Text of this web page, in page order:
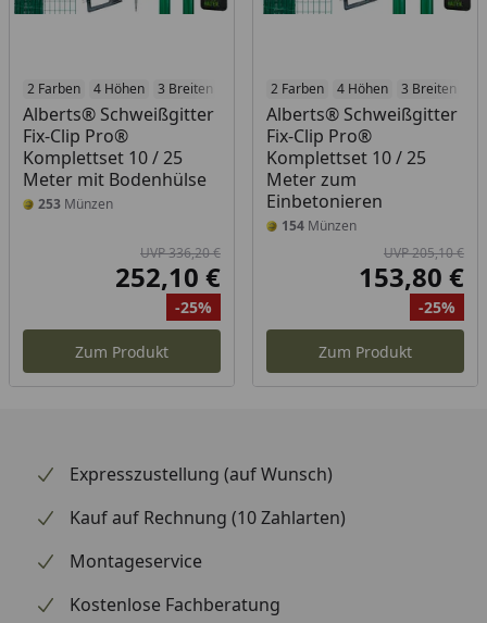
2 Farben 4 Höhen 3 Breiten
Alberts® Schweißgitter
Fix-Clip Pro®
Komplettset 10 / 25
Meter mit Bodenhülse
253 Münzen
Ursprünglicher Preis
UVP 336,20 €
Aktueller Preis
252,10 €
Rabatt
-25%
Zum Produkt
2 Farben 4 Höhen 3 Breiten
Alberts® Schweißgitter
Fix-Clip Pro®
Komplettset 10 / 25
Meter zum
Einbetonieren
154Münzen
UVP 205,10 €
153,80 €
-25%
Zum Produkt
Expresszustellung (auf Wunsch)
Kauf auf Rechnung (10 Zahlarten)
Montageservice
Kostenlose Fachberatung